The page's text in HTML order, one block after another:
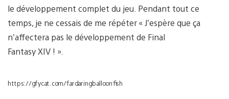
le développement complet du jeu. Pendant tout ce
temps, je ne cessais de me répéter « J’espère que ça
n’affectera pas le développement de Final
Fantasy XIV ! ».
https://gfycat.com/fardaringballoonfish